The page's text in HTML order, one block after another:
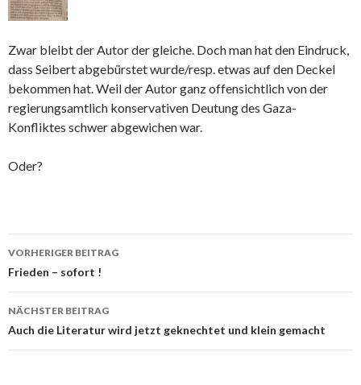
Zwar bleibt der Autor der gleiche. Doch man hat den Eindruck,
dass Seibert abgebürstet wurde/resp. etwas auf den Deckel
bekommen hat. Weil der Autor ganz offensichtlich von der
regierungsamtlich konservativen Deutung des Gaza-
Konfliktes schwer abgewichen war.
Oder?
Beitrags-
Navigation
VORHERIGER BEITRAG
Frieden – sofort !
NÄCHSTER BEITRAG
Auch die Literatur wird jetzt geknechtet und klein gemacht